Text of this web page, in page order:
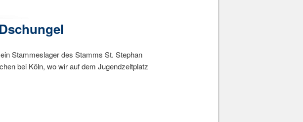
Stammeslager des Stamms St. Stephan
bei Köln, wo wir auf dem Jugendzeltplatz